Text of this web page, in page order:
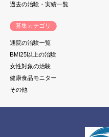
過去の治験・実績一覧
募集カテゴリ
通院の治験一覧
BMI25以上の治験
女性対象の治験
健康食品モニター
その他